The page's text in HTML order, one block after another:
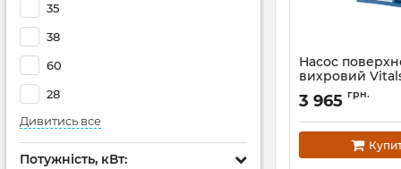
35
38
60
28
Дивитись все
Потужність, кВт:
Насос
вихровий
Артикул:
3 965 грн.